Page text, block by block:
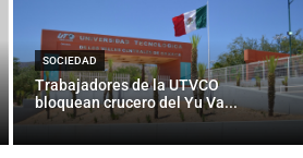
SOCIEDAD
Trabajadores de la UTVCO
bloquean crucero del Yu Va...